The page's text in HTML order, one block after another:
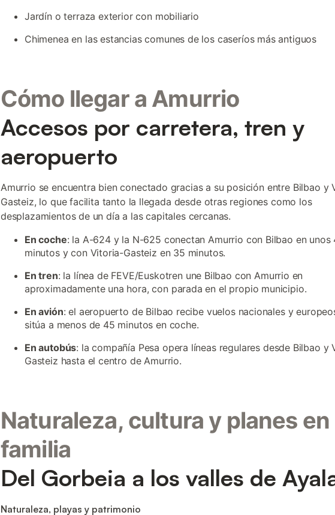
Jardín o terraza exterior con mobiliario
Chimenea en las estancias comunes de los caseríos más antiguos
Cómo llegar a Amurrio
Accesos por carretera, tren y
aeropuerto
Amurrio se encuentra bien conectado gracias a su posición entre Bilbao y
Gasteiz, lo que facilita tanto la llegada desde otras regiones como los
desplazamientos de un día a las capitales cercanas.
En coche: la A-624 y la N-625 conectan Amurrio con Bilbao en unos
minutos y con Vitoria-Gasteiz en 35 minutos.
En tren: la línea de FEVE/Euskotren une Bilbao con Amurrio en
aproximadamente una hora, con parada en el propio municipio.
En avión: el aeropuerto de Bilbao recibe vuelos nacionales y
sitúa a menos de 45 minutos en coche.
En autobús: la compañía Pesa opera líneas regulares desde Bilbao y
Gasteiz hasta el centro de Amurrio.
Naturaleza, cultura y planes en
familia
Del Gorbeia a los valles de
Naturaleza, playas y patrimonio